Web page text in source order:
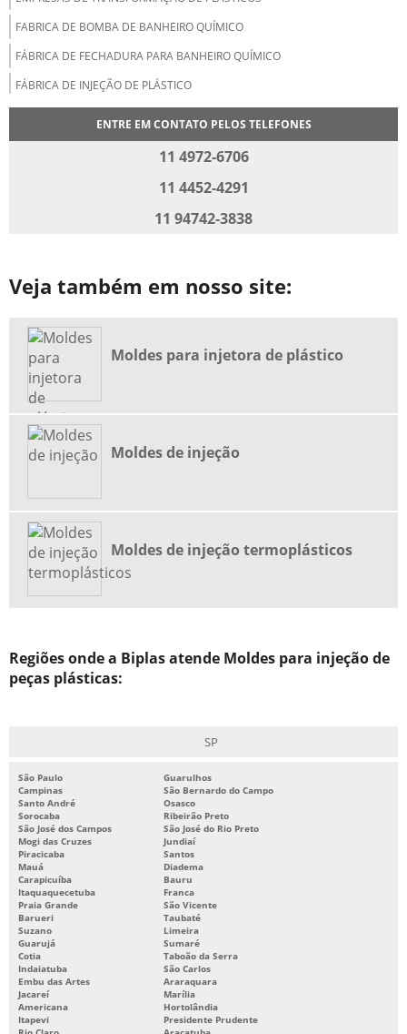
FABRICA DE BOMBA DE BANHEIRO QUÍMICO
FÁBRICA DE FECHADURA PARA BANHEIRO QUÍMICO
FÁBRICA DE INJEÇÃO DE PLÁSTICO
FÁBRICA DE MOLDES PLÁSTICOS
FABRICAÇÃO DE PEÇAS PLÁSTICAS
FERRAMENTARIA DE MOLDES PLÁSTICOS
FERRAMENTARIA DE MOLDES PLÁSTICOS EM SP
FERRAMENTARIA E INJEÇÃO DE PLÁSTICO
FERRAMENTARIA MOLDES DE INJEÇÃO
FORNECEDOR DE BOMBA PARA BANHEIRO QUÍMICO
INDÚSTRIA DE INJEÇÃO DE PLÁSTICOS
INDÚSTRIA DE INJEÇÃO DE PLÁSTICOS ABC
INDÚSTRIA DE INJEÇÃO DE TERMOPLÁSTICOS
INDÚSTRIA DE PLÁSTICOS SANTO ANDRÉ
INJEÇÃO DE TERMOPLÁSTICOS
MANUTENÇÃO DE MOLDES PLÁSTICOS
MANUTENÇÃO MOLDES
MATRIZES E MOLDES PARA INJEÇÃO DE PLÁSTICOS
MOLDAGEM POR INJEÇÃO DE TERMOPLÁSTICOS
MOLDE PARA INJEÇÃO DE PLÁSTICO
MOLDES DE INJEÇÃO
MOLDES DE INJEÇÃO PLÁSTICA
MOLDES DE INJEÇÃO TERMOPLÁSTICOS
ENTRE EM CONTATO PELOS TELEFONES
11 4972-6706
11 4452-4291
11 94742-3838
Veja também em nosso site:
Moldes para injetora de plástico
Moldes de injeção
Moldes de injeção termoplásticos
Regiões onde a Biplas atende Moldes para injeção de
peças plásticas:
SP
São Paulo
Guarulhos
Campinas
São Bernardo do Campo
Santo André
Osasco
Sorocaba
Ribeirão Preto
São José dos Campos
São José do Rio Preto
Mogi das Cruzes
Jundiaí
Piracicaba
Santos
Mauá
Diadema
Carapicuíba
Bauru
Itaquaquecetuba
Franca
Praia Grande
São Vicente
Barueri
Taubaté
Suzano
Limeira
Guarujá
Sumaré
Cotia
Taboão da Serra
Indaiatuba
São Carlos
Embu das Artes
Araraquara
Jacareí
Marília
Americana
Hortolândia
Itapevi
Presidente Prudente